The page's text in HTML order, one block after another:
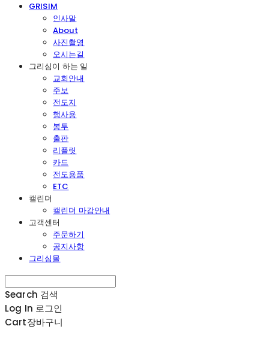
GRISIM
인사말
About
사진촬영
오시는길
그리심이 하는 일
교회안내
주보
전도지
행사용
봉투
출판
리플릿
카드
전도용품
ETC
캘린더
캘린더 마감안내
고객센터
주문하기
공지사항
그리심몰
Search 검색
Log In 로그인
Cart장바구니